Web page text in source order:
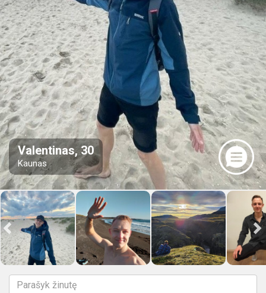
Valentinas, 30
Kaunas